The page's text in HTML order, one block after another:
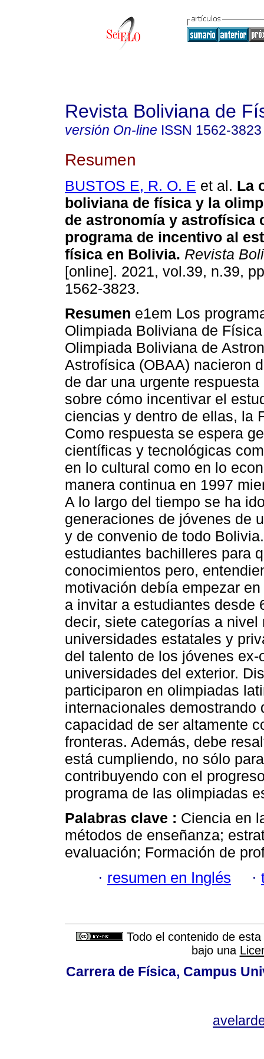
Revista Boliviana de
versión On-line ISSN 1562-3823
Resumen
BUSTOS E, R. O. E et al. La
boliviana de física y la
de astronomía y astrofísica
programa de incentivo al
física en Bolivia. Revista
[online]. 2021, vol.39, n.39,
1562-3823.
Resumen e1em Los
Olimpiada Boliviana de
Olimpiada Boliviana de
Astrofísica (OBAA) nacieron
de dar una urgente
sobre cómo incentivar el
ciencias y dentro de ellas, la
Como respuesta se espera
científicas y tecnológicas
en lo cultural como en lo
manera continua en 1997
A lo largo del tiempo se ha
generaciones de jóvenes de
y de convenio de todo
estudiantes bachilleres para
conocimientos pero,
motivación debía empezar
a invitar a estudiantes desde
decir, siete categorías a
universidades estatales y
del talento de los jóvenes
universidades del exterior.
participaron en olimpiadas
internacionales
capacidad de ser altamente
fronteras. Además, debe
está cumpliendo, no sólo
contribuyendo con el
programa de las olimpiadas
Palabras clave : Ciencia en
métodos de enseñanza;
evaluación; Formación de
· resumen en Inglés ·
Todo el contenido de
bajo una
Carrera de Física, Campus